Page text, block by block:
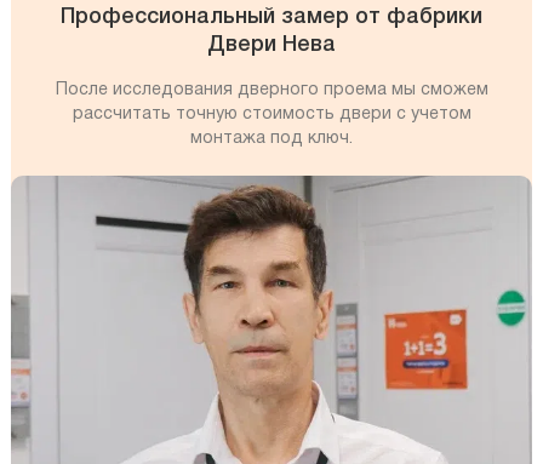
Профессиональный замер от фабрики
Двери Нева
После исследования дверного проема мы сможем
рассчитать точную стоимость двери с учетом
монтажа под ключ.